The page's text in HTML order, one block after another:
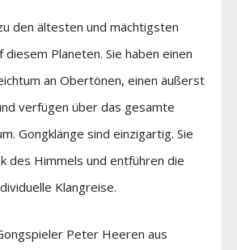
den ältesten und mächtigsten
Planeten. Sie haben einen
an Obertönen, einen äußerst
verfügen über das gesamte
Gongklänge sind einzigartig. Sie
des Himmels und entführen die
Klangreise.
Peter Heeren aus